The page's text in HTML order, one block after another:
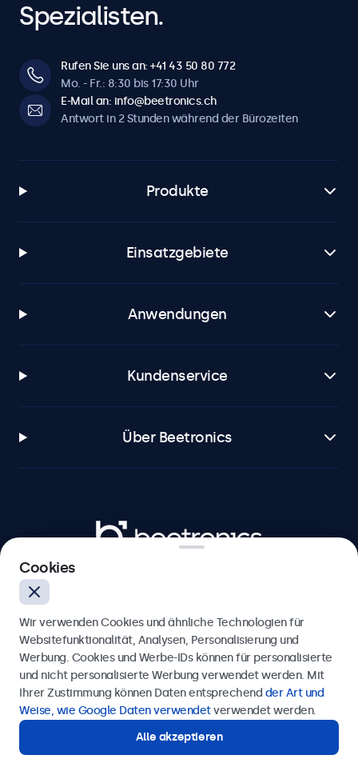
Spezialisten.
Rufen Sie uns an: +41 43 50 80 772
Mo. - Fr.: 8:30 bis 17:30 Uhr
E-Mail an: info@beetronics.ch
Antwort in 2 Stunden während der Bürozeiten
Produkte
Einsatzgebiete
Anwendungen
Kundenservice
Über Beetronics
Beetronics
Badenerstrasse 549, 8048 Zürich, Schweiz
Deutsch
Cookies
Wir verwenden Cookies und ähnliche Technologien für
Websitefunktionalität, Analysen, Personalisierung und
Werbung. Cookies und Werbe-IDs können für personalisierte
und nicht personalisierte Werbung verwendet werden. Mit
Ihrer Zustimmung können Daten entsprechend der Art und
Weise, wie Google Daten verwendetverwendet werden.
Alle akzeptieren